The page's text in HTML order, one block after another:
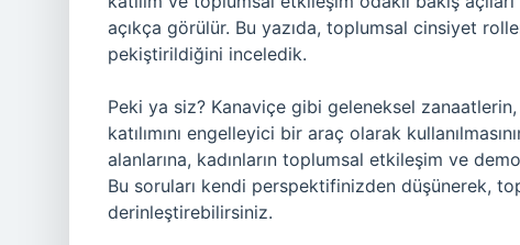
açıkça görülür. Bu yazıda, toplumsal cinsiyet
pekiştirildiğini inceledik.
Peki ya siz? Kanaviçe gibi geleneksel
katılımını engelleyici bir araç olarak
alanlarına, kadınların toplumsal etkileşim ve
Bu soruları kendi perspektifinizden düşünerek,
derinleştirebilirsiniz.